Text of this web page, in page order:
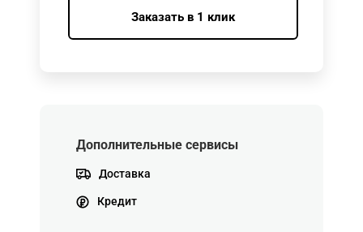
Заказать в 1 клик
Дополнительные сервисы
Доставка
Кредит